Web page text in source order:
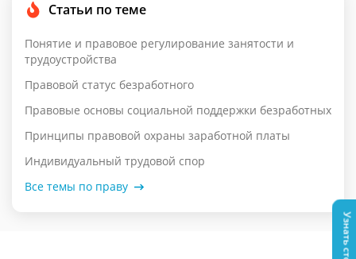
Статьи по теме
Понятие и правовое регулирование занятости и
трудоустройства
Правовой статус безработного
Правовые основы социальной поддержки безработных
Принципы правовой охраны заработной платы
Индивидуальный трудовой спор
Все темы по праву